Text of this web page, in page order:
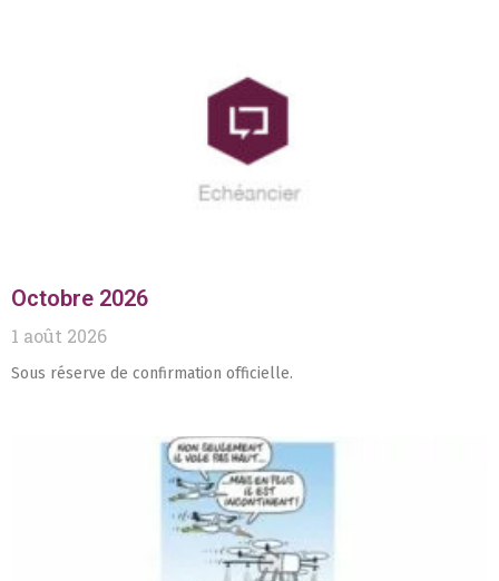
Octobre 2026
1 août 2026
Sous réserve de confirmation officielle.